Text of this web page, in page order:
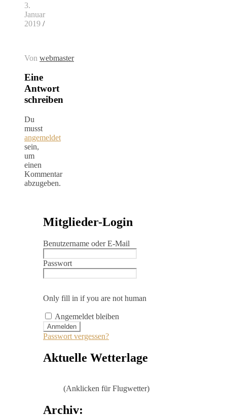
3.
Januar
2019 /
Von webmaster
Eine
Antwort
schreiben
Du
musst
angemeldet
sein,
um
einen
Kommentar
abzugeben.
Mitglieder-Login
Benutzername oder E-Mail
Passwort
Only fill in if you are not human
Angemeldet bleiben
Passwort vergessen?
Aktuelle Wetterlage
(Anklicken für Flugwetter)
Archiv: